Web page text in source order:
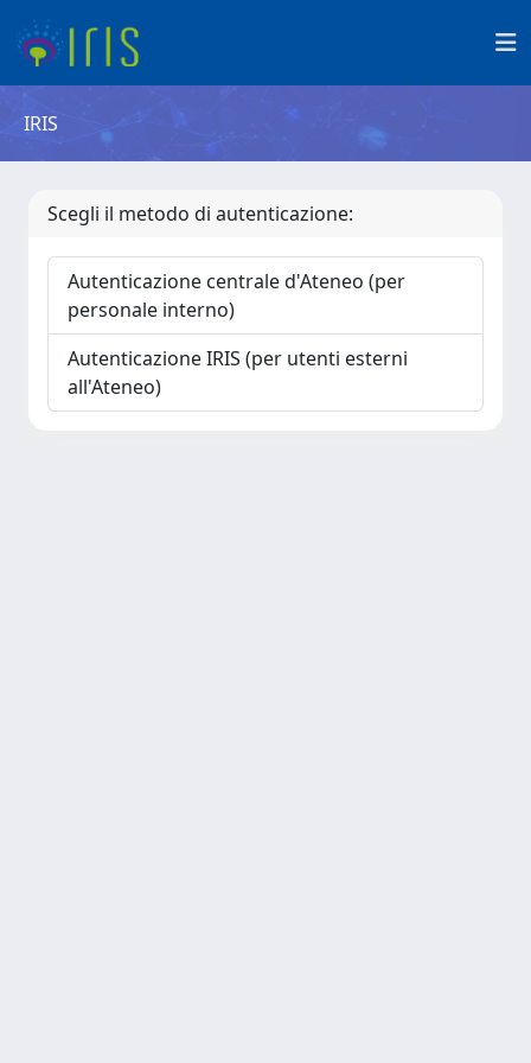
IRIS
Scegli il metodo di autenticazione:
Autenticazione centrale d'Ateneo (per
personale interno)
Autenticazione IRIS (per utenti esterni
all'Ateneo)